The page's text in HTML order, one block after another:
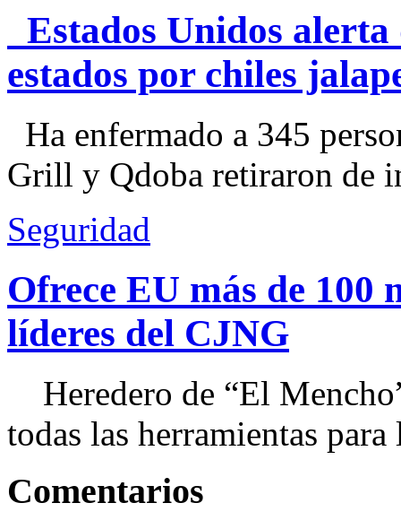
Estados Unidos alerta
estados por chiles
Ha enfermado a 345
Grill y Qdoba retiraron de
Seguridad
Ofrece EU más de 100
líderes del CJNG
Heredero de “El
todas las herramientas
Comentarios